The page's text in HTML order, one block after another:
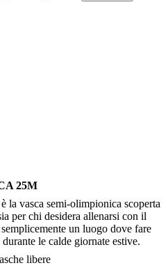
25M
la vasca semi-olimpionica scoperta
per chi desidera allenarsi con il
un luogo dove fare
le calde giornate estive.
libere